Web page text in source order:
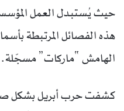
حيث يُستبدل العمل المؤسسي
هذه الفصائل المرتبطة
الهامش “ماركات” مسجّلة.
كشفت حرب أبريل بشكل